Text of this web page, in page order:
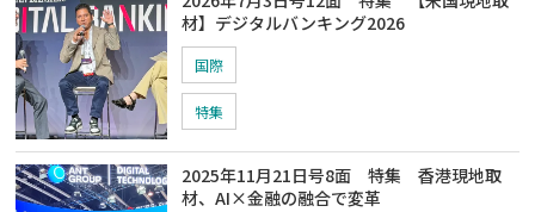
材】デジタルバンキング2026
国際
特集
2025年11月21日号8面 特集 香港現地取
材、AI×金融の融合で変革